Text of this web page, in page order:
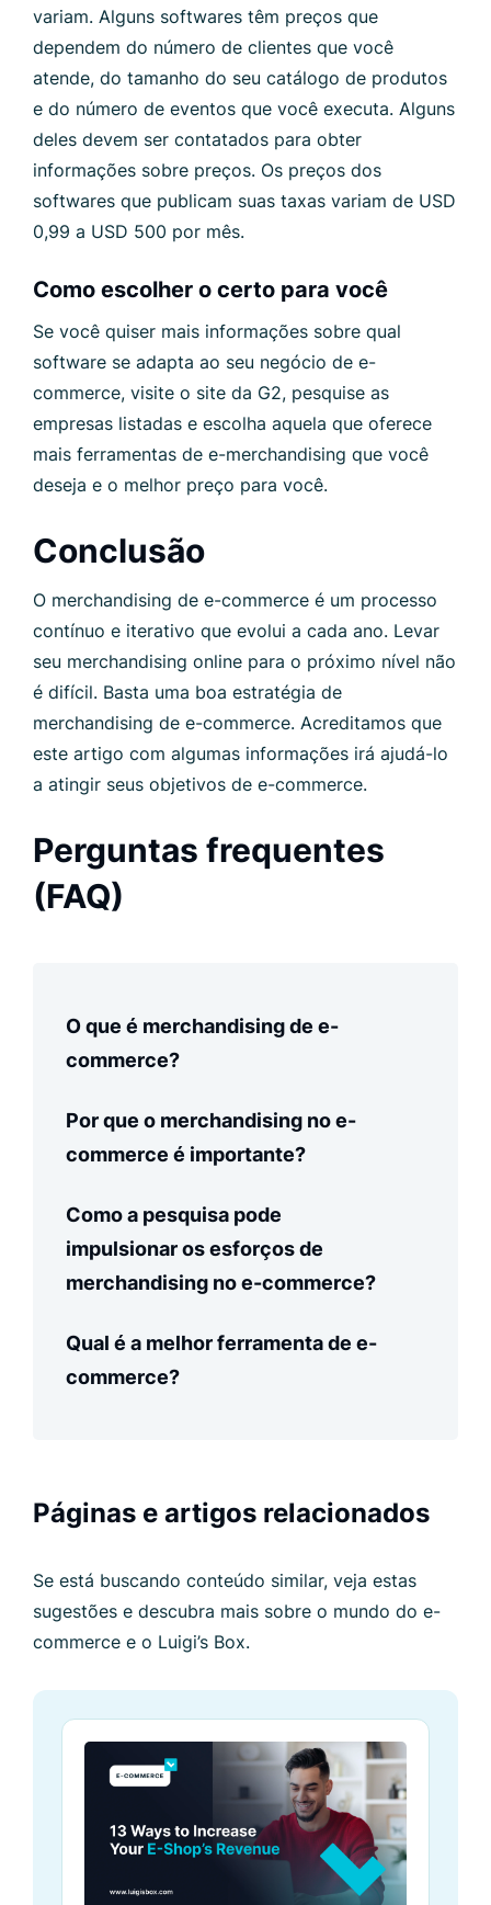
variam. Alguns softwares têm preços que
dependem do número de clientes que você
atende, do tamanho do seu catálogo de produtos
e do número de eventos que você executa. Alguns
deles devem ser contatados para obter
informações sobre preços. Os preços dos
softwares que publicam suas taxas variam de USD
0,99 a USD 500 por mês.
Como escolher o certo para você
Se você quiser mais informações sobre qual
software se adapta ao seu negócio de e-
commerce, visite o site da G2, pesquise as
empresas listadas e escolha aquela que oferece
mais ferramentas de e-merchandising que você
deseja e o melhor preço para você.
Conclusão
O merchandising de e-commerce é um processo
contínuo e iterativo que evolui a cada ano. Levar
seu merchandising online para o próximo nível não
é difícil. Basta uma boa estratégia de
merchandising de e-commerce. Acreditamos que
este artigo com algumas informações irá ajudá-lo
a atingir seus objetivos de e-commerce.
Perguntas frequentes
(FAQ)
O que é merchandising de e-
commerce?
Por que o merchandising no e-
commerce é importante?
Como a pesquisa pode
impulsionar os esforços de
merchandising no e-commerce?
Qual é a melhor ferramenta de e-
commerce?
Páginas e artigos relacionados
Se está buscando conteúdo similar, veja estas
sugestões e descubra mais sobre o mundo do e-
commerce e o Luigi’s Box.